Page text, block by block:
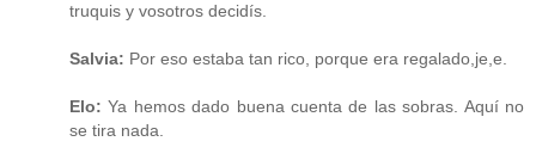
truquis y vosotros decidís.
Salvia: Por eso estaba tan rico, porque era regalado,je,e.
Elo: Ya hemos dado buena cuenta de las sobras. Aquí no
se tira nada.